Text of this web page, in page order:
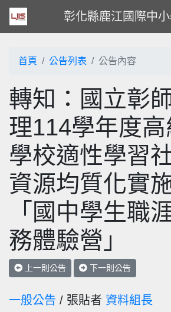
彰化縣鹿江國際中
首頁 公告列表 公告內容
轉知：國立彰
理114學年度
學校適性學習
資源均質化實
「國中學生職
務體驗營」
上一則公告 下一則公告
一般公告 / 張貼者 資料組長